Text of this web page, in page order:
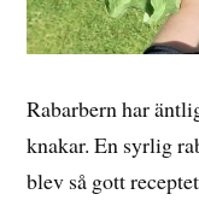
Rabarbern har
knakar. En syrlig
blev så gott